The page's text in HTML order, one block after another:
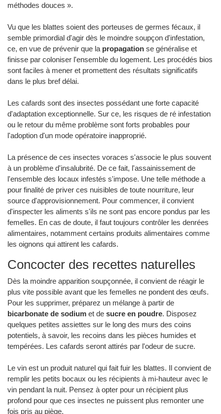
méthodes douces ».
Vu que les blattes soient des porteuses de germes fécaux, il
semble primordial d'agir dès le moindre soupçon d'infestation,
ce, en vue de prévenir que la propagation se généralise et
finisse par coloniser l'ensemble du logement. Les procédés bios
sont faciles à mener et promettent des résultats significatifs
dans le plus bref délai.
Les cafards sont des insectes possédant une forte capacité
d'adaptation exceptionnelle. Sur ce, les risques de ré infestation
ou le retour du même problème sont forts probables pour
l'adoption d'un mode opératoire inapproprié.
La présence de ces insectes voraces s'associe le plus souvent
à un problème d'insalubrité. De ce fait, l'assainissement de
l'ensemble des locaux infestés s'impose. Une telle méthode a
pour finalité de priver ces nuisibles de toute nourriture, leur
source d'approvisionnement. Pour commencer, il convient
d'inspecter les aliments s'ils ne sont pas encore pondus par les
femelles. En cas de doute, il faut toujours contrôler les denrées
alimentaires, notamment certains produits alimentaires comme
les oignons qui attirent les cafards.
Concocter des recettes naturelles
Dès la moindre apparition soupçonnée, il convient de réagir le
plus vite possible avant que les femelles ne pondent des œufs.
Pour les supprimer, préparez un mélange à partir de
bicarbonate de sodium et de sucre en poudre. Disposez
quelques petites assiettes sur le long des murs des coins
potentiels, à savoir, les recoins dans les pièces humides et
tempérées. Les cafards seront attirés par l'odeur de sucre.
Le vin est un produit naturel qui fait fuir les blattes. Il convient de
remplir les petits bocaux ou les récipients à mi-hauteur avec le
vin pendant la nuit. Pensez à opter pour un récipient plus
profond pour que ces insectes ne puissent plus remonter une
fois pris au piège.